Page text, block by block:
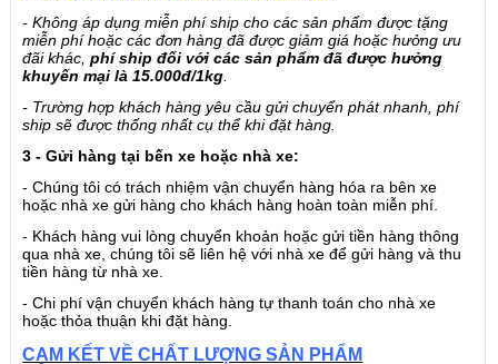
- Không áp dụng miễn phí ship cho các sản phẩm được tặng
miễn phí hoặc các đơn hàng đã được giảm giá hoặc hưởng ưu
đãi khác,phí ship đối với các sản phẩm đã được hưởng
khuyến mại là 15.000đ/1kg.
- Trường hợp khách hàng yêu cầu gửi chuyển phát nhanh, phí
ship sẽ được thống nhất cụ thể khi đặt hàng.
3 - Gửi hàng tại bến xe hoặc nhà xe:
- Chúng tôi có trách nhiệm vận chuyển hàng hóa ra bên xe
hoặc nhà xe gửi hàng cho khách hàng hoàn toàn miễn phí.
- Khách hàng vui lòng chuyển khoản hoặc gửi tiền hàng thông
qua nhà xe, chúng tôi sẽ liên hệ với nhà xe để gửi hàng và thu
tiền hàng từ nhà xe.
- Chi phí vận chuyển khách hàng tự thanh toán cho nhà xe
hoặc thỏa thuận khi đặt hàng.
CAM KẾT VỀ CHẤT LƯỢNG SẢN PHẨM